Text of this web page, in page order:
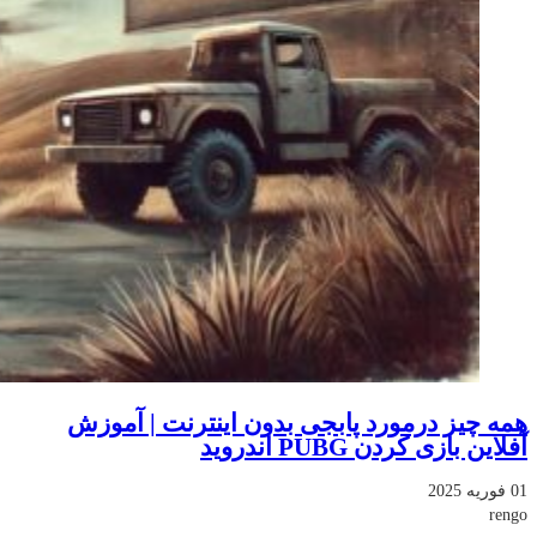
همه چیز درمورد پابجی بدون اینترنت | آموزش
آفلاین بازی کردن PUBG اندروید
01 فوریه 2025
rengo